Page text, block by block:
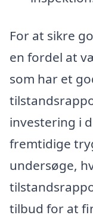
For at sikre
en fordel at
som har et
investering i
fremtidige
undersøge,
tilbud for at